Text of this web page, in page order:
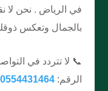
في الرياض . نحن لا
بالجمال وتعكس
📞 لا تتردد في
الرقم: 0554431464